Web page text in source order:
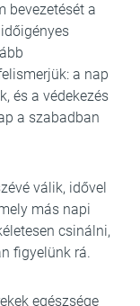
bevezetését a
a nap
és a védekezés
a szabadban
válik, idővel
más napi
csinálni,
figyelünk rá.
egészsége